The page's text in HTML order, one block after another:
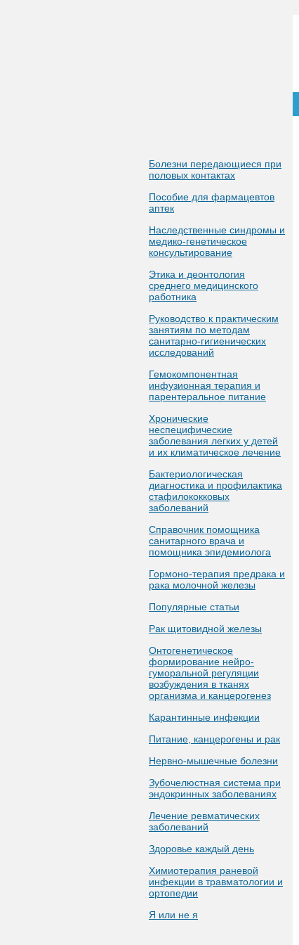
Болезни передающиеся при
половых контактах
Пособие для фармацевтов
аптек
Наследственные синдромы и
медико-генетическое
консультирование
Этика и деонтология
среднего медицинского
работника
Руководство к практическим
занятиям по методам
санитарно-гигиенических
исследований
Гемокомпонентная
инфузионная терапия и
парентеральное питание
Хронические
неспецифические
заболевания легких у детей
и их климатическое лечение
Бактериологическая
диагностика и профилактика
стафилококковых
заболеваний
Справочник помощника
санитарного врача и
помощника эпидемиолога
Гормоно-терапия предрака и
рака молочной железы
Популярные статьи
Рак щитовидной железы
Онтогенетическое
формирование нейро-
гуморальной регуляции
возбуждения в тканях
организма и канцерогенез
Карантинные инфекции
Питание, канцерогены и рак
Нервно-мышечные болезни
Зубочелюстная система при
эндокринных заболеваниях
Лечение ревматических
заболеваний
Здоровье каждый день
Химиотерапия раневой
инфекции в травматологии и
ортопедии
Я или не я